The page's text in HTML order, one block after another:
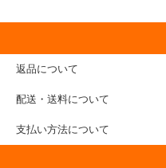
返品について
配送・送料について
支払い方法について